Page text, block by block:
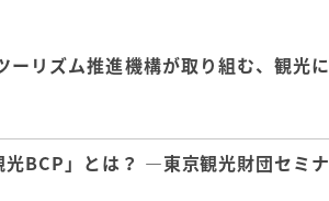
リズム推進機構が取り組む、観光に
BCP」とは？ ―東京観光財団セミナ